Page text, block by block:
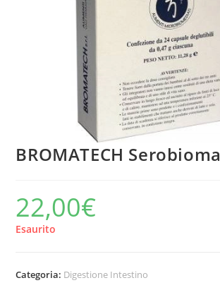
BROMATECH Serobioma
22,00€
Esaurito
Categoria: Digestione Intestino